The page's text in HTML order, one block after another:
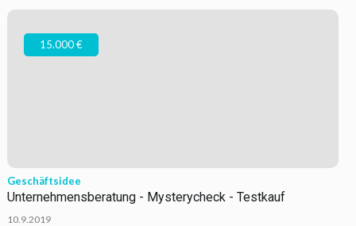
15.000 €
Geschäftsidee
Unternehmensberatung - Mysterycheck - Testkauf
10.9.2019